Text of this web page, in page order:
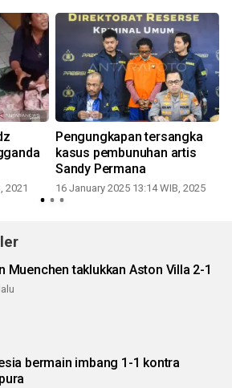
2021
Pengungkapan tersangka
kasus pembunuhan artis
Sandy Permana
16 January 2025 13:14 WIB, 2025
Muenchen taklukkan Aston Villa 2-1
bermain imbang 1-1 kontra